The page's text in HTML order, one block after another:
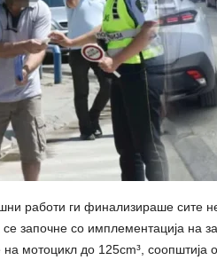
работи ги финализираше сите
започне со имплементација на
мотоцикл до 125cm³, соопштија